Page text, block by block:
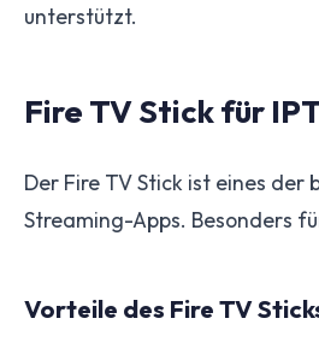
unterstützt.
Fire TV Stick für
Der Fire TV Stick ist eines
Streaming-Apps. Besonders
Vorteile des Fire TV